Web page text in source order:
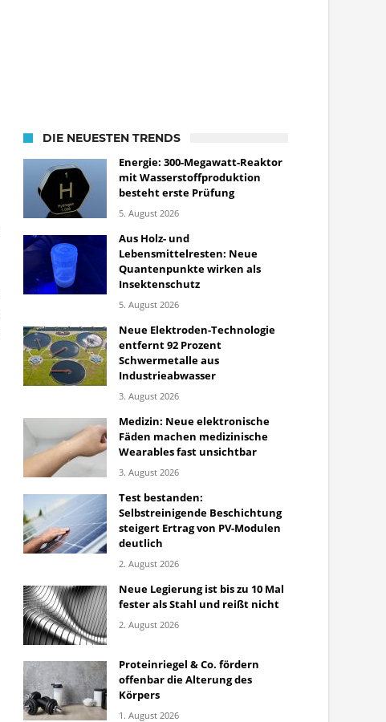
DIE NEUESTEN TRENDS
Energie: 300-Megawatt-Reaktor
mit Wasserstoffproduktion
besteht erste Prüfung
5. August 2026
Aus Holz- und
Lebensmittelresten: Neue
Quantenpunkte wirken als
Insektenschutz
5. August 2026
Neue Elektroden-Technologie
entfernt 92 Prozent
Schwermetalle aus
Industrieabwasser
3. August 2026
Medizin: Neue elektronische
Fäden machen medizinische
Wearables fast unsichtbar
3. August 2026
Test bestanden:
Selbstreinigende Beschichtung
steigert Ertrag von PV-Modulen
deutlich
2. August 2026
Neue Legierung ist bis zu 10 Mal
fester als Stahl und reißt nicht
2. August 2026
Proteinriegel & Co. fördern
offenbar die Alterung des
Körpers
1. August 2026